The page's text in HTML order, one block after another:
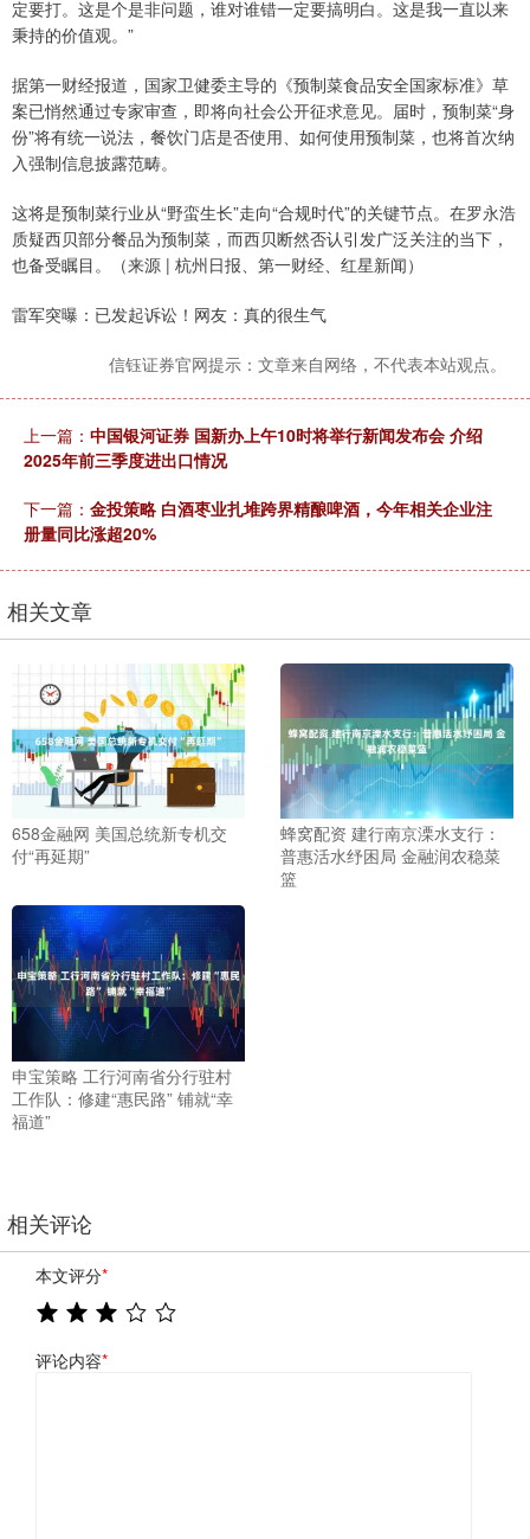
定要打。这是个是非问题，谁对谁错一定要搞明白。这是我一直以来
秉持的价值观。”
据第一财经报道，国家卫健委主导的《预制菜食品安全国家标准》草
案已悄然通过专家审查，即将向社会公开征求意见。届时，预制菜“身
份”将有统一说法，餐饮门店是否使用、如何使用预制菜，也将首次纳
入强制信息披露范畴。
这将是预制菜行业从“野蛮生长”走向“合规时代”的关键节点。在罗永浩
质疑西贝部分餐品为预制菜，而西贝断然否认引发广泛关注的当下，
也备受瞩目。（来源 | 杭州日报、第一财经、红星新闻）
雷军突曝：已发起诉讼！网友：真的很生气
信钰证券官网提示：文章来自网络，不代表本站观点。
上一篇： 中国银河证券 国新办上午10时将举行新闻发布会 介绍
2025年前三季度进出口情况
下一篇： 金投策略 白酒枣业扎堆跨界精酿啤酒，今年相关企业注
册量同比涨超20%
相关文章
658金融网 美国总统新专机交
付“再延期”
蜂窝配资 建行南京溧水支行：
普惠活水纾困局 金融润农稳菜
篮
申宝策略 工行河南省分行驻村
工作队：修建“惠民路” 铺就“幸
福道”
相关评论
本文评分*
评论内容*